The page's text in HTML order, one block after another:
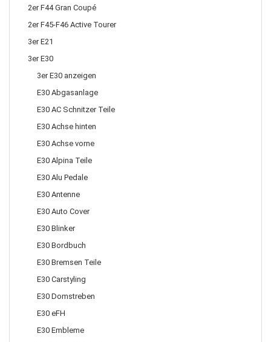
2er F44 Gran Coupé
2er F45-F46 Active Tourer
3er E21
3er E30
3er E30 anzeigen
E30 Abgasanlage
E30 AC Schnitzer Teile
E30 Achse hinten
E30 Achse vorne
E30 Alpina Teile
E30 Alu Pedale
E30 Antenne
E30 Auto Cover
E30 Blinker
E30 Bordbuch
E30 Bremsen Teile
E30 Carstyling
E30 Domstreben
E30 eFH
E30 Embleme